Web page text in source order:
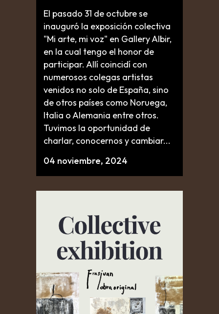
El pasado 31 de octubre se
inauguró la exposición colectiva
"Mi arte, mi voz" en Gallery Albir,
en la cual tengo el honor de
participar. Allí coincidí con
numerosos colegas artistas
venidos no solo de España, sino
de otros países como Noruega,
Italia o Alemania entre otros.
Tuvimos la oportunidad de
charlar, conocernos y cambiar...
04 noviembre, 2024